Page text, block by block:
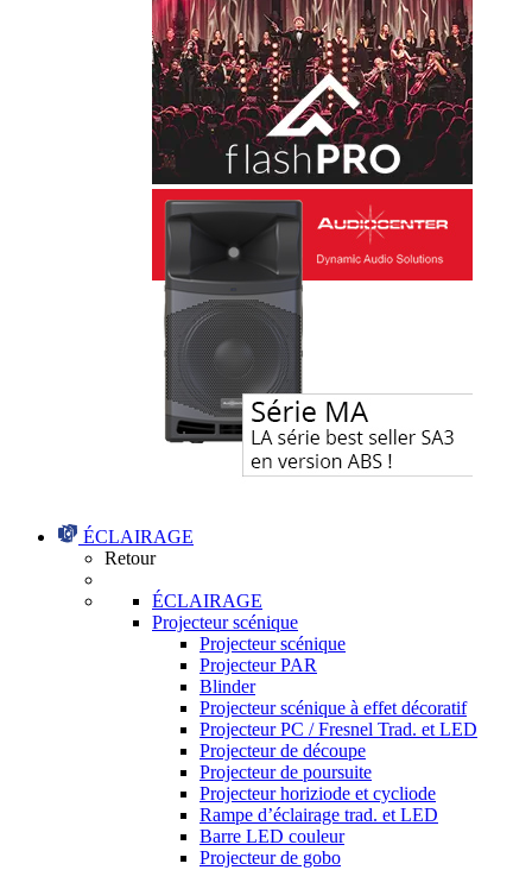
ÉCLAIRAGE
Retour
ÉCLAIRAGE
Projecteur scénique
Projecteur scénique
Projecteur PAR
Blinder
Projecteur scénique à effet décoratif
Projecteur PC / Fresnel Trad. et LED
Projecteur de découpe
Projecteur de poursuite
Projecteur horiziode et cycliode
Rampe d’éclairage trad. et LED
Barre LED couleur
Projecteur de gobo